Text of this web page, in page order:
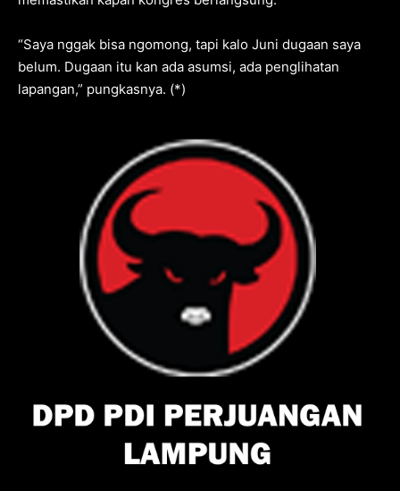
“Saya nggak bisa ngomong, tapi kalo Juni dugaan saya
belum. Dugaan itu kan ada asumsi, ada penglihatan
lapangan,” pungkasnya. (*)